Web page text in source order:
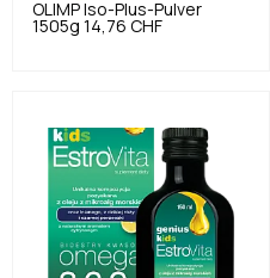
OLIMP Iso-Plus-Pulver
1505g 14,76 CHF